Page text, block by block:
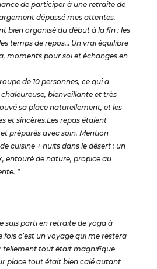
de participer à une retraite de
dépassé mes attentes.
bien organisé du début à la fin : les
temps de repos… Un vrai équilibre
moments pour soi et échanges en
de 10 personnes, ce qui a
bienveillante et très
sa place naturellement, et les
et sincères.Les repas étaient
préparés avec soin. Mention
cuisine + nuits dans le désert : un
entouré de nature, propice au
"
suis parti en retraite de yoga à
fois c’est un voyage qui me restera
tout était magnifique
place tout était bien calé autant